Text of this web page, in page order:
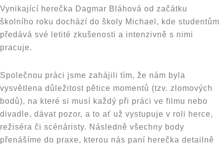
Vynikající herečka Dagmar Bláhová od začátku
školního roku dochází do školy Michael, kde studentům
předává své letité zkušenosti a intenzivně s nimi
pracuje.
Společnou práci jsme zahájili tím, že nám byla
vysvětlena důležitost pětice momentů (tzv. zlomových
bodů), na které si musí každý při práci ve filmu nebo
divadle, dávat pozor, a to ať už vystupuje v roli herce,
režiséra či scénáristy. Následně všechny body
přenášíme do praxe, kterou nás paní herečka detailně